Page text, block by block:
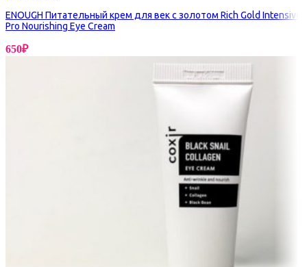
ENOUGH Питательный крем для век с золотом Rich Gold Intensive
Pro Nourishing Eye Cream
650₽